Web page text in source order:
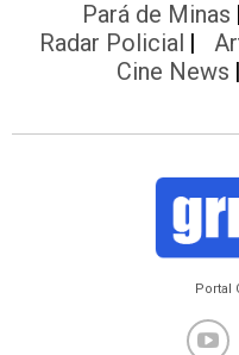
Pará de Minas
Radar Policial
Cine News
Portal